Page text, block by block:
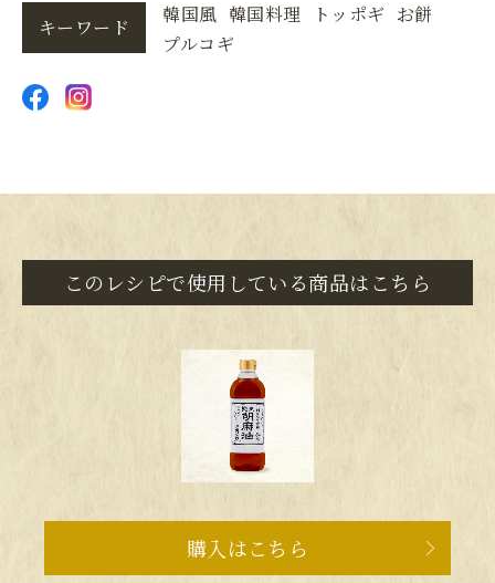
キーワード
韓国風 韓国料理 トッポギ お餅
プルコギ
このレシピで使用している商品はこちら
購入はこちら